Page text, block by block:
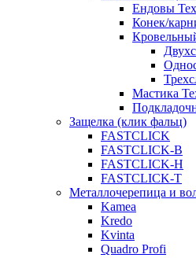
Ендовы
Конек/
Мастика
Защелка (клик фальц)
FASTCLICK
FASTCLICK-B
FASTCLICK-H
FASTCLICK-T
Металлочерепица и
Kamea
Kredo
Kvinta
Quadro Profi